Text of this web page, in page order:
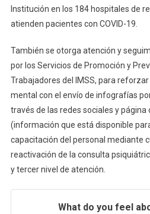
Institución en los 184 hospitales de
atienden pacientes con COVID-19.
También se otorga atención y
por los Servicios de Promoción y
Trabajadores del IMSS, para
mental con el envío de infografías
través de las redes sociales y página
(información que está disponible
capacitación del personal mediante
reactivación de la consulta
y tercer nivel de atención.
What do you feel